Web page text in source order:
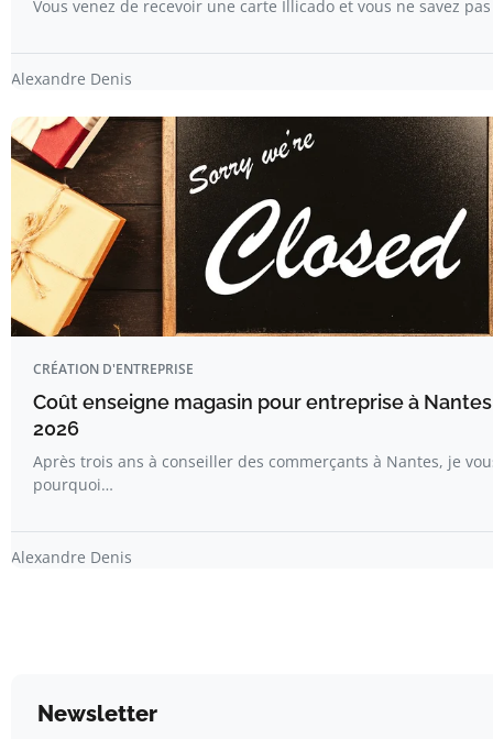
Vous venez de recevoir une carte Illicado et vous ne savez pas
Alexandre Denis
CRÉATION D'ENTREPRISE
Coût enseigne magasin pour entreprise à
2026
Après trois ans à conseiller des commerçants à Nantes, je
pourquoi…
Alexandre Denis
Newsletter